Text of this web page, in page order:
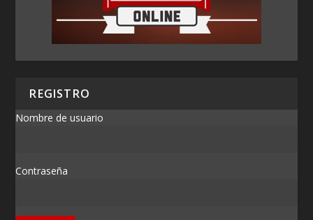
REGISTRO
Nombre de usuario
Contraseña